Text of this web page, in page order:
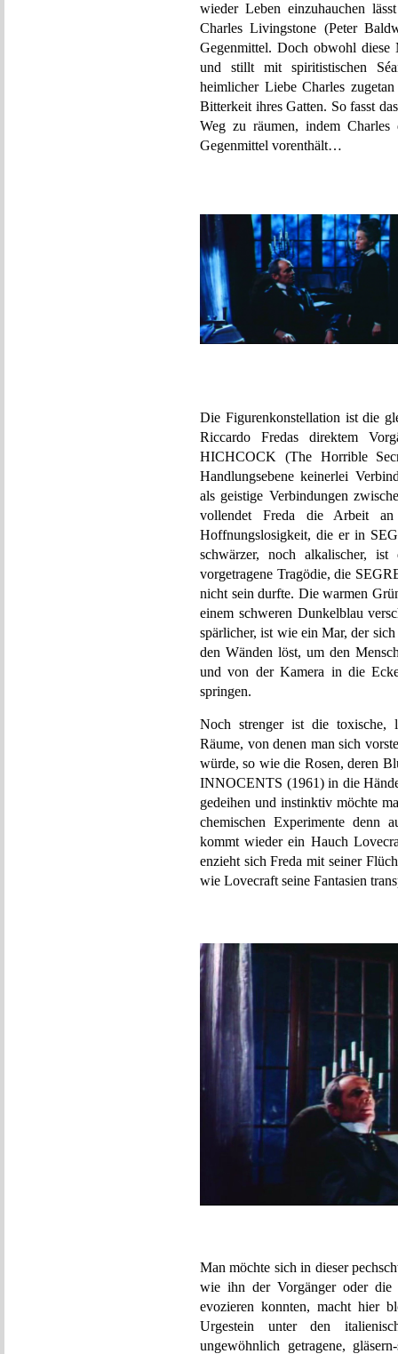
wieder Leben einzuhauchen
Charles Livingstone (Peter
Gegenmittel. Doch obwohl diese
und stillt mit spiritistischen
heimlicher Liebe Charles
Bitterkeit ihres Gatten. So fasst
Weg zu räumen, indem Charles
Gegenmittel vorenthält…
Die Figurenkonstellation ist die
Riccardo Fredas direktem
HICHCOCK (The Horrible
Handlungsebene keinerlei
als geistige Verbindungen
vollendet Freda die Arbeit an
Hoffnungslosigkeit, die er in
schwärzer, noch alkalischer,
vorgetragene Tragödie, die
nicht sein durfte. Die warmen
einem schweren Dunkelblau
spärlicher, ist wie ein Mar, der
den Wänden löst, um den
und von der Kamera in die
springen.
Noch strenger ist die toxische,
Räume, von denen man sich
würde, so wie die Rosen, deren
INNOCENTS (1961) in die
gedeihen und instinktiv möchte
chemischen Experimente denn
kommt wieder ein Hauch
enzieht sich Freda mit seiner
wie Lovecraft seine Fantasien
Man möchte sich in dieser
wie ihn der Vorgänger oder die
evozieren konnten, macht hier
Urgestein unter den
ungewöhnlich getragene,